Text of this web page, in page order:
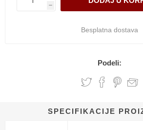
h
Besplatna dostava
Podeli:
SPECIFIKACIJE